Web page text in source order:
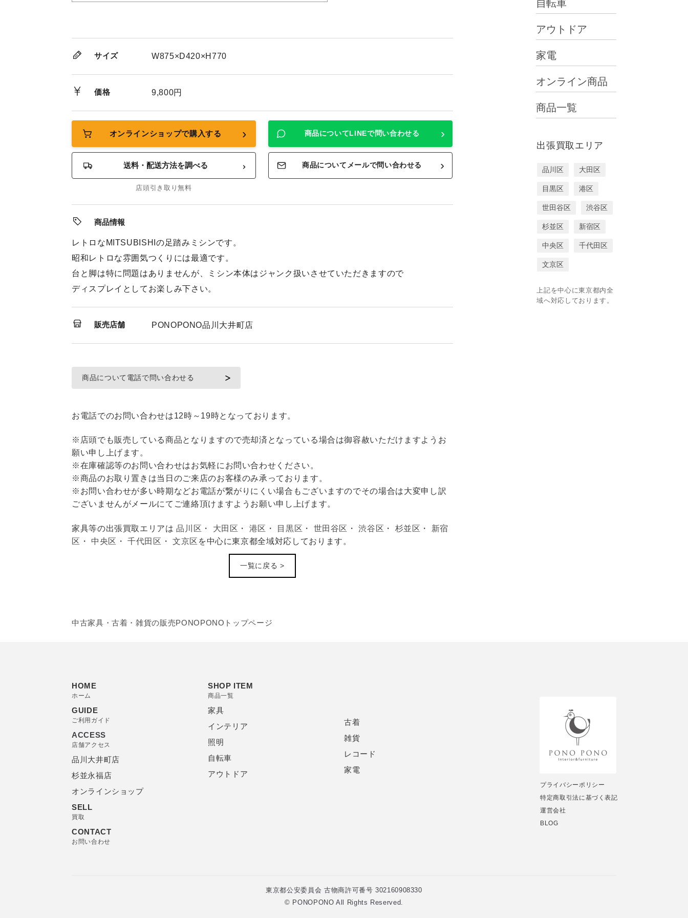
サイズ W875×D420×H770
価格 9,800円
オンラインショップで購入する ›
送料・配送方法を調べる ›
店頭引き取り無料
商品についてLINEで問い合わせる ›
商品についてメールで問い合わせる ›
商品情報
レトロなMITSUBISHIの足踏みミシンです。
昭和レトロな雰囲気つくりには最適です。
台と脚は特に問題はありませんが、ミシン本体はジャンク扱いさせていただきますので
ディスプレイとしてお楽しみ下さい。
販売店舗 PONOPONO品川大井町店
商品について電話で問い合わせる
お電話でのお問い合わせは12時～19時となっております。
※店頭でも販売している商品となりますので売却済となっている場合は御容赦いただけますようお
願い申し上げます。
※在庫確認等のお問い合わせはお気軽にお問い合わせください。
※商品のお取り置きは当日のご来店のお客様のみ承っております。
※お問い合わせが多い時期などお電話が繋がりにくい場合もございますのでその場合は大変申し訳
ございませんがメールにてご連絡頂けますようお願い申し上げます。
家具等の出張買取エリアは品川区 ・ 大田区 ・ 港区 ・ 目黒区 ・ 世田谷区 ・渋谷区 ・ 杉並区 ・ 新宿
区 ・ 中央区 ・千代田区 ・ 文京区 を中心に東京都全域対応しております。
一覧に戻る >
中古家具・古着・雑貨の販売PONOPONO トップページ
自転車
アウトドア
家電
オンライン商品
商品一覧
出張買取エリア
品川区 大田区
目黒区 港区
世田谷区 渋谷区
杉並区 新宿区
中央区 千代田区
文京区
上記を中心に東京都内全
域へ対応しております。
HOME
ホーム
GUIDE
ご利用ガイド
ACCESS
店舗アクセス
品川大井町店
杉並永福店
オンラインショップ
SELL
買取
CONTACT
お問い合わせ
SHOP ITEM
商品一覧
家具
インテリア
照明
自転車
アウトドア
古着
雑貨
レコード
家電
プライバシーポリシー
特定商取引法に基づく表記
運営会社
BLOG
東京都公安委員会 古物商許可番号 302160908330
© PONOPONO All Rights Reserved.